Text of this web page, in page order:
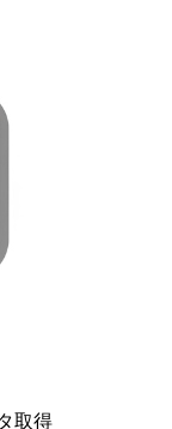
取得